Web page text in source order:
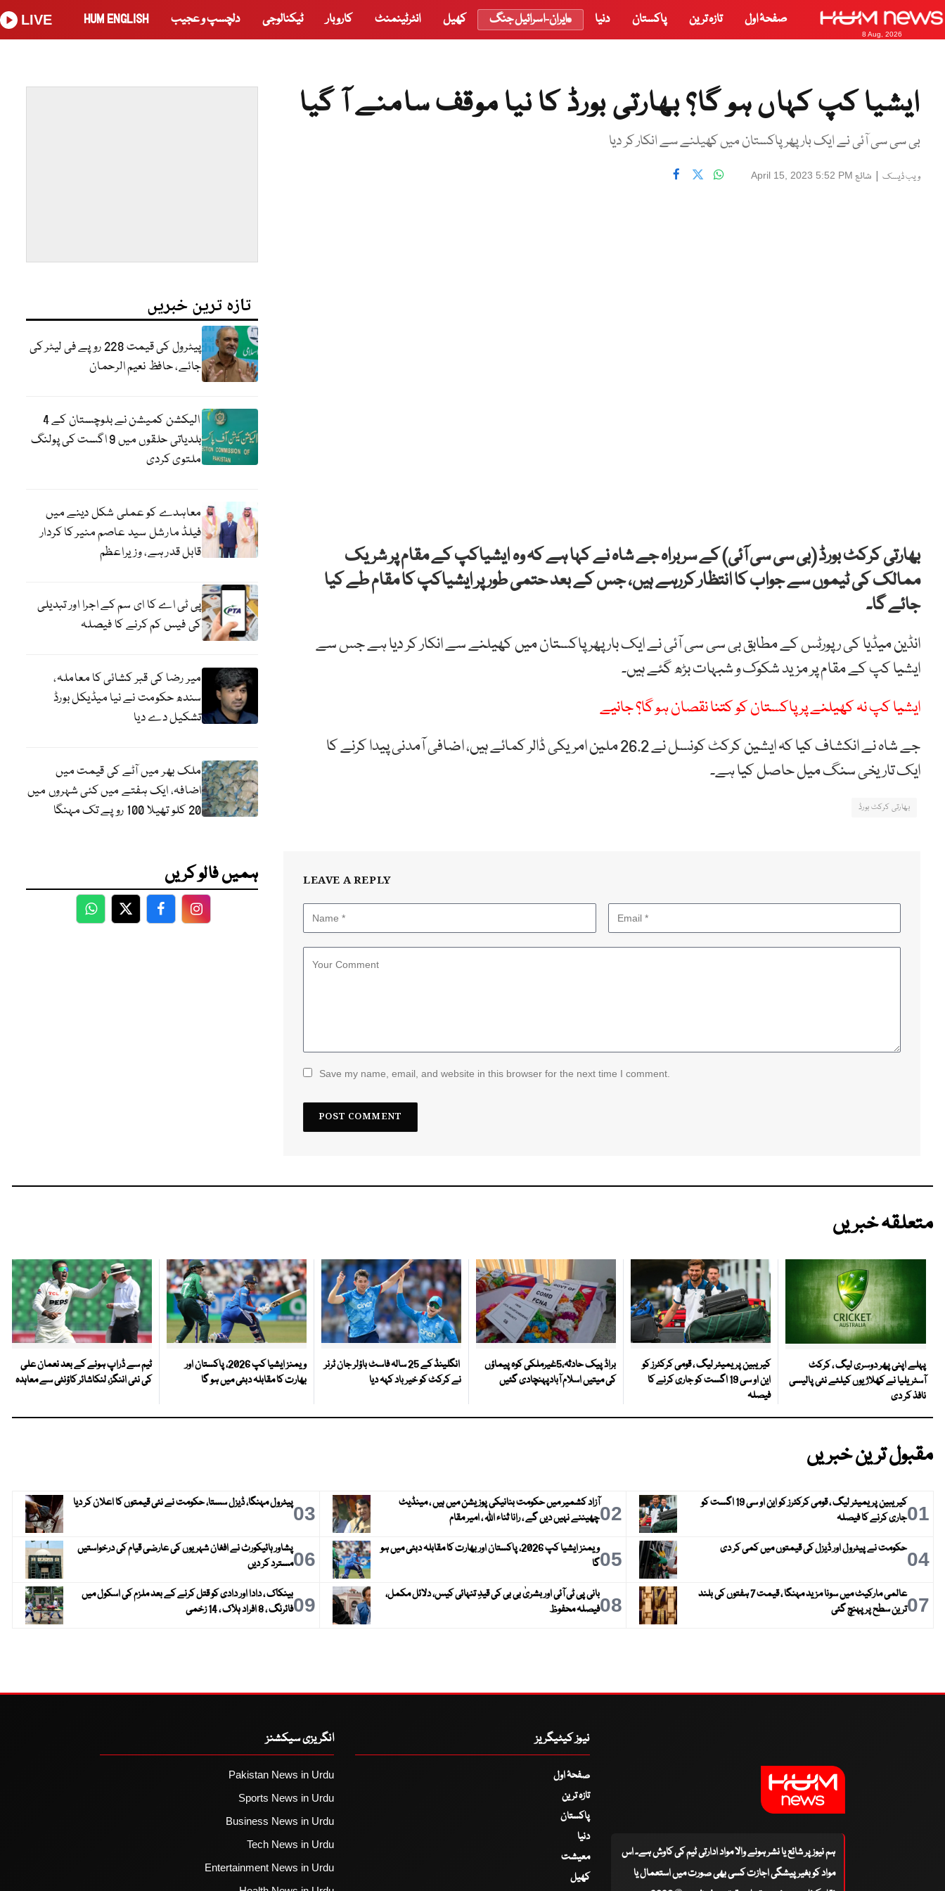
8 Aug, 2026
صفحۂ اول تازہ ترین پاکستان دنیا ایران-اسرائیل جنگ کھیل انٹرٹینمنٹ کاروبار ٹیکنالوجی دلچسپ و عجیب HUM ENGLISH
LIVE
ایشیا کپ کہاں ہو گا؟ بھارتی بورڈ کا نیا موقف سامنے آ گیا
بی سی سی آئی نے ایک بار پھر پاکستان میں کھیلنے سے انکار کر دیا
ویب ڈیسک | شائع April 15, 2023 5:52 PM
بھارتی کرکٹ بورڈ (بی سی سی آئی) کے سربراہ جے شاہ نے کہا ہے کہ وہ ایشیاکپ کے مقام پر شریک
ممالک کی ٹیموں سے جواب کا انتظار کررہے ہیں، جس کے بعد حتمی طور پر ایشیاکپ کا مقام طے کیا
جائے گا۔
انڈین میڈیا کی رپورٹس کے مطابق بی سی سی آئی نے ایک بار پھر پاکستان میں کھیلنے سے انکار کر دیا ہے جس سے
ایشیا کپ کے مقام پر مزید شکوک و شبہات بڑھ گئے ہیں۔
ایشیا کپ نہ کھیلنے پر پاکستان کو کتنا نقصان ہو گا؟ جانیے
جے شاہ نے انکشاف کیا کہ ایشین کرکٹ کونسل نے 26.2 ملین امریکی ڈالر کمائے ہیں، اضافی آمدنی پیدا کرنے کا
ایک تاریخی سنگ میل حاصل کیا ہے۔
بھارتی کرکٹ بورڈ
LEAVE A REPLY
Save my name, email, and website in this browser for the next time I comment.
تازہ ترین خبریں
پیٹرول کی قیمت 228 روپے فی لیٹر کی
جائے، حافظ نعیم الرحمان
الیکشن کمیشن نے بلوچستان کے 4
بلدیاتی حلقوں میں 9 اگست کی پولنگ
ملتوی کردی
معاہدے کو عملی شکل دینے میں
فیلڈ مارشل سید عاصم منیر کا کردار
قابل قدر ہے، وزیراعظم
پی ٹی اے کا ای سم کے اجرا اور تبدیلی
کی فیس کم کرنے کا فیصلہ
میر رضا کی قبر کشائی کا معاملہ،
سندھ حکومت نے نیا میڈیکل بورڈ
تشکیل دے دیا
ملک بھر میں آٹے کی قیمت میں
اضافہ، ایک ہفتے میں کئی شہروں میں
20 کلو تھیلا 100 روپے تک مہنگا
ہمیں فالو کریں
WhatsApp
TwitterFacebookFacebook
متعلقہ خبریں
پہلے اپنی پھر دوسری لیگ ، کرکٹ
آسٹریلیا نے کھلاڑیوں کیلئے نئی پالیسی
نافذ کر دی
کیریبین پریمیئر لیگ ، قومی کرکٹرز کو
این او سی 19 اگست کو جاری کرنے کا
فیصلہ
براڈ پیک حادثہ،5غیرملکی کوہ پیماؤں
کی میتیں اسلام آبادپہنچادی گئیں
انگلینڈ کے 25 سالہ فاسٹ باؤلر جان ٹرنر
نے کرکٹ کو خیر باد کہہ دیا
ویمنز ایشیا کپ 2026، پاکستان اور
بھارت کا مقابلہ دبئی میں ہو گا
ٹیم سے ڈراپ ہونے کے بعد نعمان علی
کی نئی اننگز، لنکاشائر کاؤنٹی سے معاہدہ
مقبول ترین خبریں
01
کیریبین پریمیئر لیگ ، قومی کرکٹرز کو این او سی 19 اگست کو
جاری کرنے کا فیصلہ
02آزاد کشمیر میں حکومت بنانیکی پوزیشن میں ہیں ، مینڈیٹ
چھیننے نہیں دیں گے ، رانا ثناء اللہ ، امیر مقام
03پیٹرول مہنگا، ڈیزل سستا، حکومت نے نئی قیمتوں کا اعلان کر دیا
04حکومت نے پیٹرول اور ڈیزل کی قیمتوں میں کمی کر دی 05
ویمنز ایشیا کپ 2026، پاکستان اور بھارت کا مقابلہ دبئی میں ہو
گا
06پشاور ہائیکورٹ نے افغان شہریوں کی عارضی قیام کی درخواستیں
مسترد کر دیں
07
عالمی مارکیٹ میں سونا مزید مہنگا ، قیمت 7 ہفتوں کی بلند
ترین سطح پر پہنچ گئی
08بانی پی ٹی آئی اور بشریٰ بی بی کی قیدِ تنہائی کیس، دلائل مکمل،
فیصلہ محفوظ
09بینکاک ، دادا اور دادی کو قتل کرنے کے بعد ملزم کی اسکول میں
فائرنگ ، 8 افراد ہلاک ، 14 زخمی
ہم نیوز پر شائع یا نشر ہونے والا مواد ادارتی ٹیم کی کاوش ہے۔ اس
مواد کو بغیر پیشگی اجازت کسی بھی صورت میں استعمال یا
نیوز کیٹیگریز
صفحۂ اول
تازہ ترین
پاکستان
دنیا
معیشت
کھیل
انگریزی سیکشنز
Pakistan News in Urdu
Sports News in Urdu
Business News in Urdu
Tech News in Urdu
Entertainment News in Urdu